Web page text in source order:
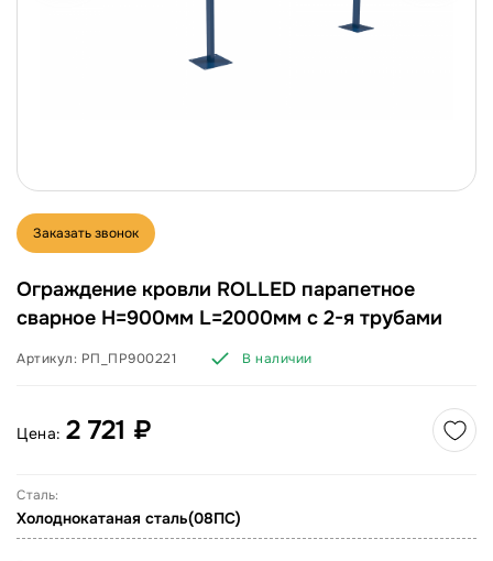
Заказать звонок
Ограждение кровли ROLLED парапетное
сварное H=900мм L=2000мм с 2-я трубами
Артикул: РП_ПР900221 В наличии
Цена: 2 721 ₽
Сталь:
Холоднокатаная сталь(08ПС)